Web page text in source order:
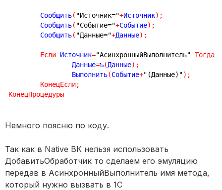
	Сообщить
( "Источник="+Источник) ;
	Сообщить
( "Событие="+Событие) ;
	Сообщить
( "Данные="+Данные) ;
Если Источник="АсинхронныйВыполнитель" Тогда
		Данные
=ъ(Данные) ;
		Выполнить
(Событие+"(Данные)") ;
КонецЕсли;
КонецПроцедуры
Немного поясню по коду.
Так как в Native ВК нельзя использовать
ДобавитьОбработчик то сделаем его эмуляцию
передав в АсинхронныйВыполнитель имя метода,
который нужно вызвать в 1С